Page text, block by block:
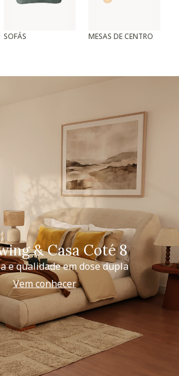
SOFÁS MESAS DE CENTRO
& Casa Coté 8
e qualidade em dose dupla
Vem conhecer